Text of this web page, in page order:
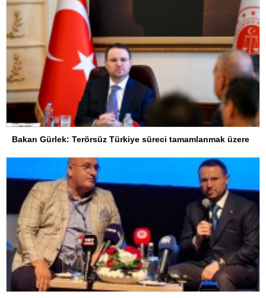
Bakan Gürlek: Terörsüz Türkiye süreci tamamlanmak üzere